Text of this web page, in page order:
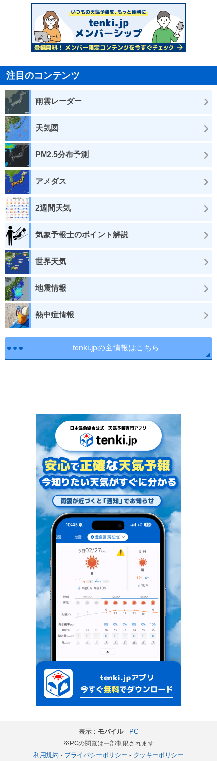
注目のコンテンツ
雨雲レーダー
天気図
PM2.5分布予測
アメダス
2週間天気
気象予報士のポイント解説
世界天気
地震情報
熱中症情報
tenki.jpの全情報はこちら
表示： モバイル｜
PC
※PCの閲覧は一部制限されます
利用規約 - プライバシーポリシー - クッキーポリシー